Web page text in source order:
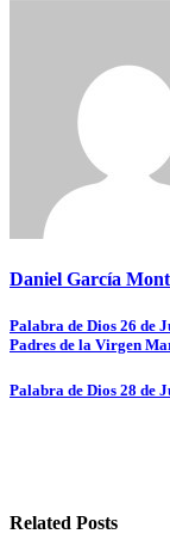
Daniel García
Navegación
entradas
Palabra de Dios 26 de
Padres de la Virgen
Palabra de Dios 28 de
Related Posts